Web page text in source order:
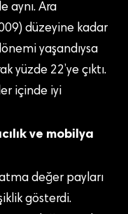
aynı. Ara
düzeyine kadar
yaşandıysa
yüzde 22’ye çıktı.
içinde iyi
ve mobilya
değer payları
gösterdi.